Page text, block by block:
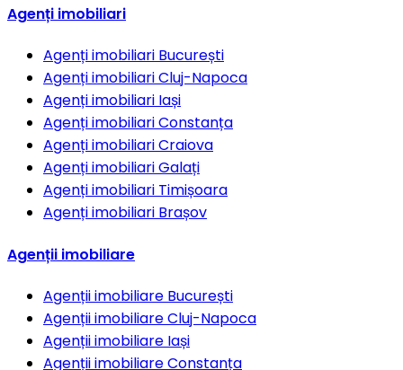
Agenți imobiliari
Agenți imobiliari București
Agenți imobiliariCluj-Napoca
Agenți imobiliari Iași
Agenți imobiliariConstanța
Agenți imobiliariCraiova
Agenți imobiliariGalați
Agenți imobiliari Timișoara
Agenți imobiliari Brașov
Agenții imobiliare
Agenții imobiliare București
Agenții imobiliareCluj-Napoca
Agenții imobiliare Iași
Agenții imobiliareConstanța